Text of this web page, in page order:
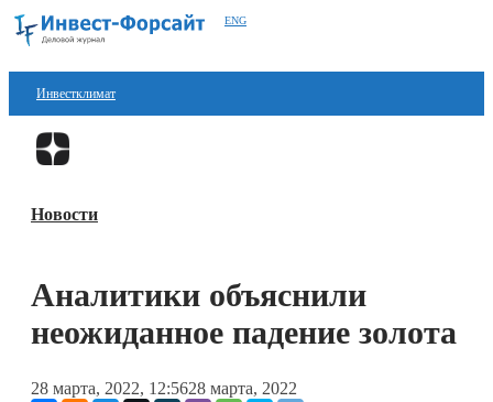
ENG
Инвестклимат
Финансы
Блокчейн
Новости
Аналитики объяснили
неожиданное падение золота
28 марта, 2022, 12:5628 марта, 2022